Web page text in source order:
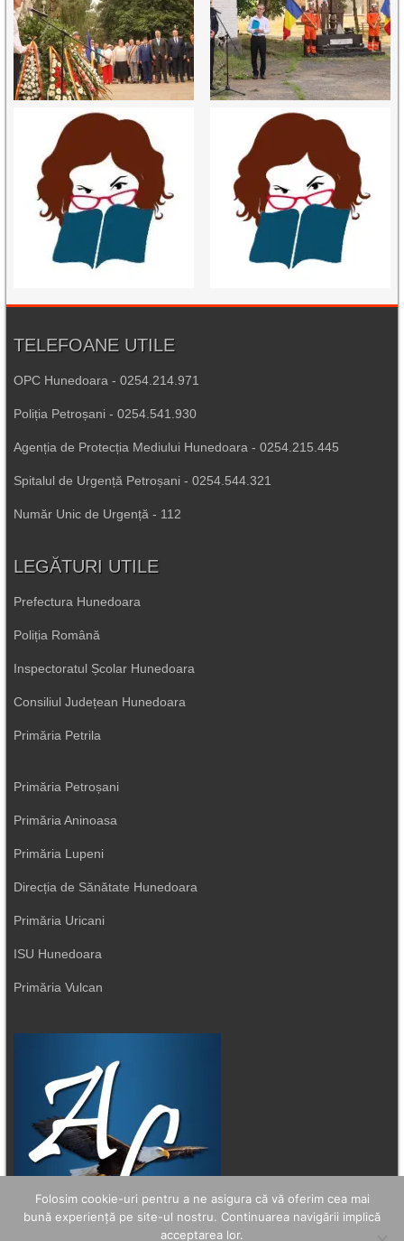
TELEFOANE UTILE
OPC Hunedoara - 0254.214.971
Poliția Petroșani - 0254.541.930
Agenția de Protecția Mediului Hunedoara - 0254.215.445
Spitalul de Urgență Petroșani - 0254.544.321
Număr Unic de Urgență - 112
LEGĂTURI UTILE
Prefectura Hunedoara
Poliția Română
Inspectoratul Școlar Hunedoara
Consiliul Județean Hunedoara
Primăria Petrila
Primăria Petroșani
Primăria Aninoasa
Primăria Lupeni
Direcția de Sănătate Hunedoara
Primăria Uricani
ISU Hunedoara
Primăria Vulcan
Folosim cookie-uri pentru a ne asigura că vă oferim cea mai
bună experiență pe site-ul nostru. Continuarea navigării implică
acceptarea lor.